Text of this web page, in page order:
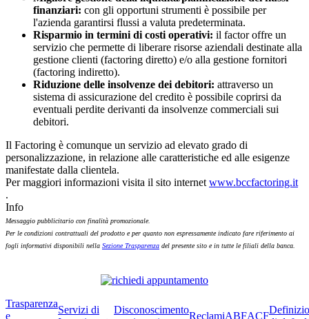
finanziari: con gli opportuni strumenti è possibile per
l'azienda garantirsi flussi a valuta predeterminata.
Risparmio in termini di costi operativi: il factor offre un
servizio che permette di liberare risorse aziendali destinate alla
gestione clienti (factoring diretto) e/o alla gestione fornitori
(factoring indiretto).
Riduzione delle insolvenze dei debitori: attraverso un
sistema di assicurazione del credito è possibile coprirsi da
eventuali perdite derivanti da insolvenze commerciali sui
debitori.
Il Factoring è comunque un servizio ad elevato grado di
personalizzazione, in relazione alle caratteristiche ed alle esigenze
manifestate dalla clientela.
Per maggiori informazioni visita il sito internet www.bccfactoring.it
.
Info
Messaggio pubblicitario con finalità promozionale.
Per le condizioni contrattuali del prodotto e per quanto non espressamente indicato fare riferimento ai
fogli informativi disponibili nella Sezione Trasparenza del presente sito e in tutte le filiali della banca.
Trasparenza
e
Servizi di
Disconoscimento
ReclamiABFACF